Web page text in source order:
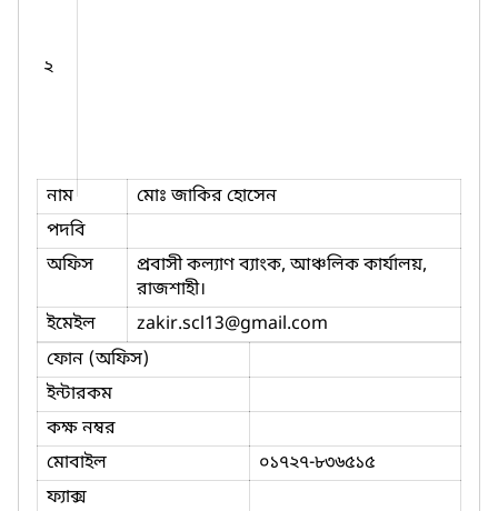
২
নাম
মোঃ জাকির হোসেন
পদবি
অফিস
প্রবাসী কল্যাণ ব্যাংক, আঞ্চলিক কার্যালয়,
রাজশাহী।
ইমেইল
zakir.scl13@gmail.com
ফোন (অফিস)
ইন্টারকম
কক্ষ নম্বর
মোবাইল
০১৭২৭-৮৩৬৫১৫
ফ্যাক্স